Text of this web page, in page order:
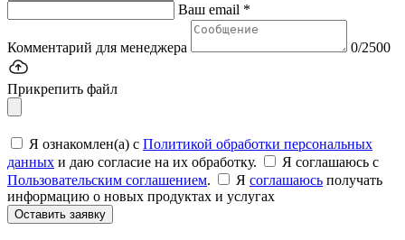
Ваш email *
Комментарий для менеджера 0/2500
Прикрепить файл
Я ознакомлен(а) с Политикой обработки персональных
данных и даю согласие на их обработку.
Я соглашаюсь c
Пользовательским соглашением. Я соглашаюсь получать
информацию о новых продуктах и услугах
Оставить заявку